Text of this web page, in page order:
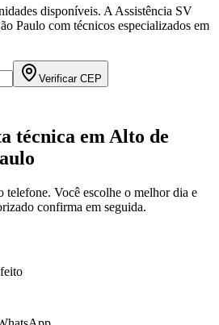
disponíveis. A Assistência SV
Paulo com técnicos especializados em
Verificar CEP
técnica em Alto de
telefone. Você escolhe o melhor dia e
confirma em seguida.